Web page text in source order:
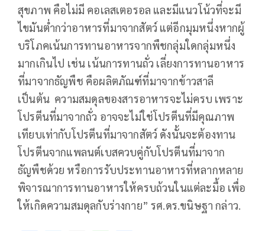
สุขภาพ คือไม่มี คอเลสเตอรอล และมีแนวโน้วที่จะมี
ไขมันต่ำกว่าอาหารที่มาจากสัตว์ แต่อีกมุมหนึ่งหากผู้
บริโภคเน้นการทานอาหารจากพืชกลุ่มใดกลุ่มหนึ่ง
มากเกินไป เช่น เน้นการทานถั่ว เลี่ยงการทานอาหาร
ที่มาจากธัญพืช คือผลิตภัณฑ์ที่มาจากข้าวสาลี
เป็นต้น ความสมดุลของสารอาหารจะไม่ครบ เพราะ
โปรตีนที่มาจากถั่ว อาจจะไม่ใช่โปรตีนที่มีคุณภาพ
เทียบเท่ากับโปรตีนที่มาจากสัตว์ ดังนั้นจะต้องทาน
โปรตีนจากแพลนต์เบสควบคู่กับโปรตีนที่มาจาก
ธัญพืชด้วย หรือการรับประทานอาหารที่หลากหลาย
พิจารณาการทานอาหารให้ครบถ้วนในแต่ละมื้อ เพื่อ
ให้เกิดความสมดุลกับร่างกาย” รศ.ดร.ขนิษฐา กล่าว.